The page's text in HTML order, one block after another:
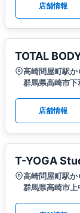
店舗情報
TOTAL
高崎問屋町駅
群馬県高崎市
店舗情報
T-YOGA
高崎問屋町駅
群馬県高崎市